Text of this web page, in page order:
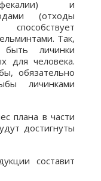
и
(отходы
Так,
личинки
для человека.
обязательно
личинками
плана в части
достигнуты
составит